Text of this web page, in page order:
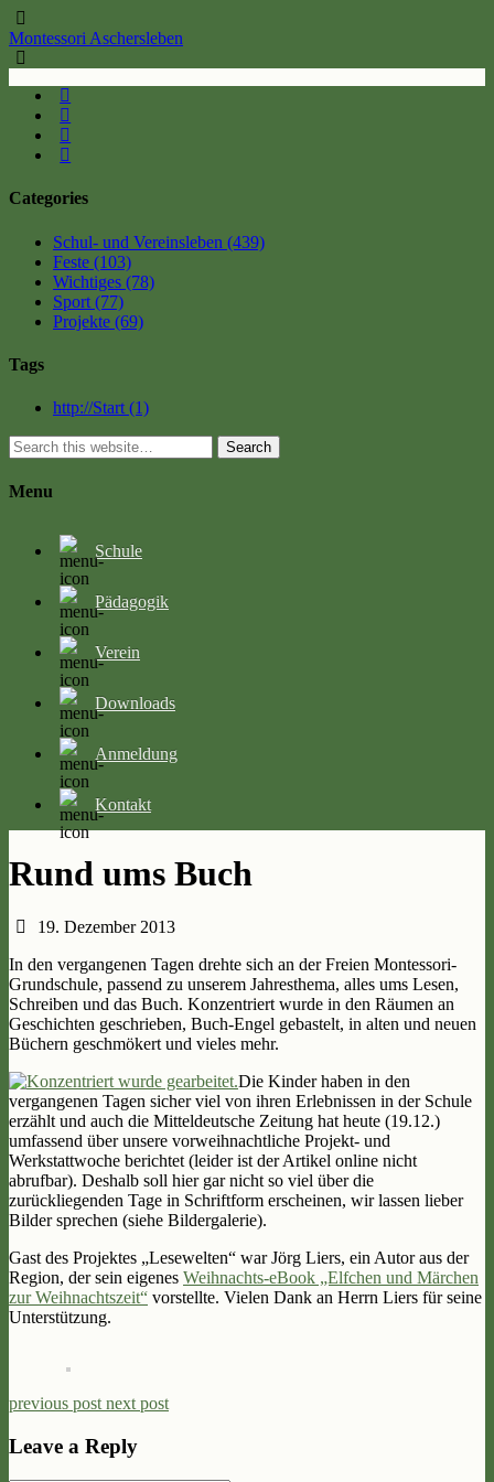
Montessori Aschersleben
Categories
Schul- und Vereinsleben (439)
Feste (103)
Wichtiges (78)
Sport (77)
Projekte (69)
Tags
http://Start (1)
Search
Menu
Schule
Pädagogik
Verein
Downloads
Anmeldung
Kontakt
Rund ums Buch
19. Dezember 2013
In den vergangenen Tagen drehte sich an der Freien Montessori-
Grundschule, passend zu unserem Jahresthema, alles ums Lesen,
Schreiben und das Buch. Konzentriert wurde in den Räumen an
Geschichten geschrieben, Buch-Engel gebastelt, in alten und neuen
Büchern geschmökert und vieles mehr.
Die Kinder haben in den
vergangenen Tagen sicher viel von ihren Erlebnissen in der Schule
erzählt und auch die Mitteldeutsche Zeitung hat heute (19.12.)
umfassend über unsere vorweihnachtliche Projekt- und
Werkstattwoche berichtet (leider ist der Artikel online nicht
abrufbar). Deshalb soll hier gar nicht so viel über die
zurückliegenden Tage in Schriftform erscheinen, wir lassen lieber
Bilder sprechen (siehe Bildergalerie).
Gast des Projektes „Lesewelten“ war Jörg Liers, ein Autor aus der
Region, der sein eigenes Weihnachts-eBook „Elfchen und Märchen
zur Weihnachtszeit“ vorstellte. Vielen Dank an Herrn Liers für seine
Unterstützung.
previous postnext post
Leave a Reply